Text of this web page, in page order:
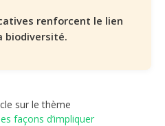
renforcent le lien
biodiversité.
sur le thème
façons d’impliquer